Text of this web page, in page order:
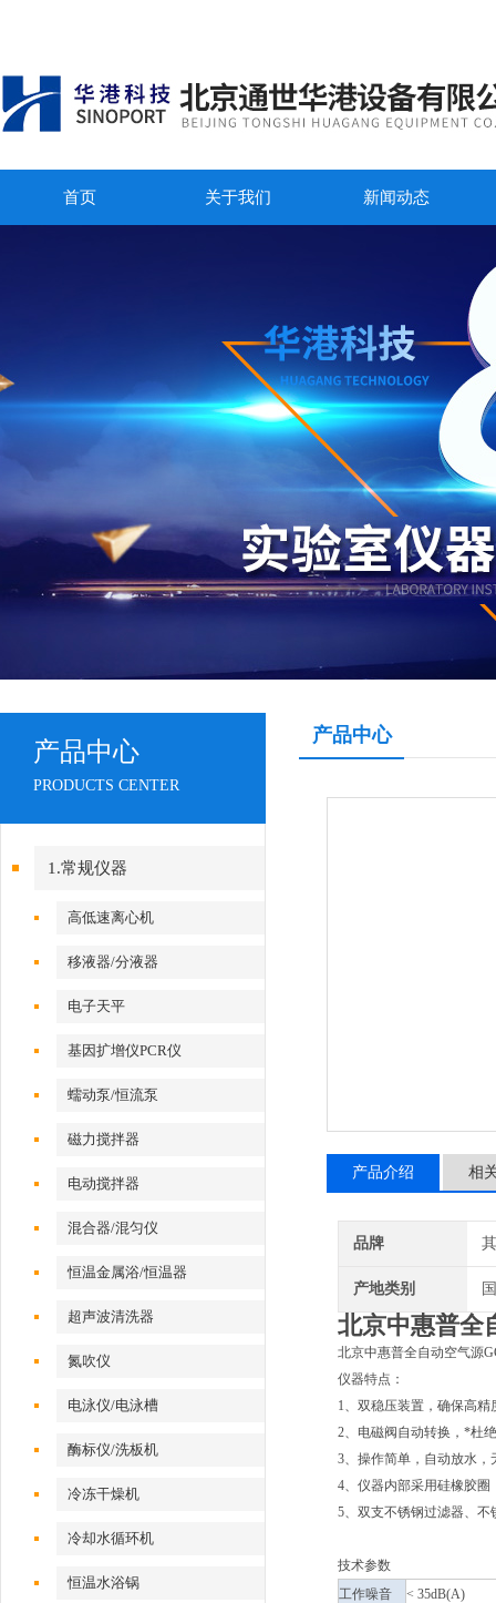
首页 关于我们 新闻动态
产品中心
PRODUCTS CENTER
1.常规仪器
高低速离心机
移液器/分液器
电子天平
基因扩增仪PCR仪
蠕动泵/恒流泵
磁力搅拌器
电动搅拌器
混合器/混匀仪
恒温金属浴/恒温器
超声波清洗器
氮吹仪
电泳仪/电泳槽
酶标仪/洗板机
冷冻干燥机
冷却水循环机
恒温水浴锅
产品中心
产品介绍 相
品牌
产地类别
北京中惠普全
北京中惠普全自动空气源
仪器特点：
1、双稳压装置，确保高
2、电磁阀自动转换，*杜
3、操作简单，自动放水，
4、仪器内部采用硅橡胶
5、双支不锈钢过滤器、
技术参数
工作噪音
< 35dB(A)